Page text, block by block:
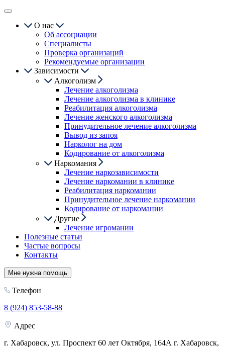
О нас
Об ассоциации
Специалисты
Проверка организаций
Рекомендуемые организации
Зависимости
Алкоголизм
Лечение алкоголизма
Лечение алкоголизма в клинике
Реабилитация алкоголизма
Лечение женского алкоголизма
Принудительное лечение алкоголизма
Вывод из запоя
Нарколог на дом
Кодирование от алкоголизма
Наркомания
Лечение наркозависимости
Лечение наркомании в клинике
Реабилитация наркомании
Принудительное лечение наркомании
Кодирование от наркомании
Другие
Лечение игромании
Полезные статьи
Частые вопросы
Контакты
Мне нужна помощь
Телефон
8 (924) 853-58-88
Адрес
г. Хабаровск, ул. Проспект 60 лет Октября, 164А г. Хабаровск,